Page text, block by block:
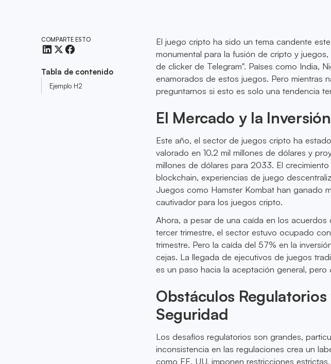
COMPARTE ESTO
Tabla de contenido
Ejemplo H2
El juego cripto ha sido un tema candente
monumental para la fusión de cripto y
de clicker de Telegram". Países como India,
enamorados de estos juegos. Pero mientras
preguntarnos si esto es solo una tendencia
El Mercado y la
Este año, el sector de juegos cripto ha
valorado en 10.2 mil millones de dólares y
millones de dólares para 2033. El
blockchain, experiencias de juego
Juegos como Hamster Kombat han ganado
cautivador para los juegos cripto.
Ahora, a pesar de una caída en los
tercer trimestre, el sector estuvo ocupado
trimestre. Pero la caída del 57% en la
cejas. La llegada de ejecutivos de juegos
es un paso hacia la aceptación general, pero
Obstáculos Regulatorios
Seguridad
Los desafíos regulatorios son grandes,
inconsistencia en las regulaciones crea un
como EE. UU. imponen restricciones